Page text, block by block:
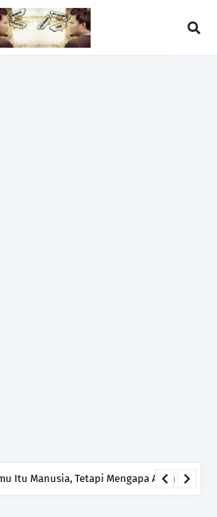
Itu Manusia, Tetapi Mengapa Allah